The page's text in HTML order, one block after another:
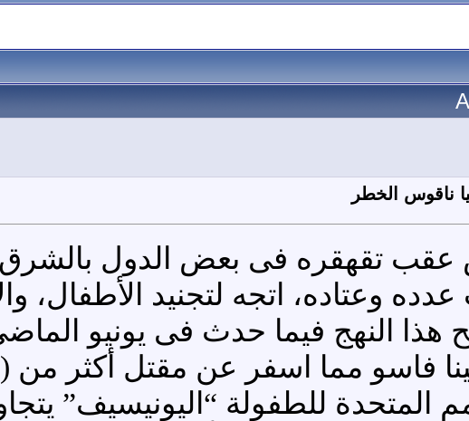
ناقوس الخطر
عقب تقهقره فى بعض الدول بالشرق
وعتاده، اتجه لتجنيد الأطفال،
النهج فيما حدث فى يونيو
مما اسفر عن مقتل أكثر من (130) شخصاً.
المتحدة للطفولة “اليونيسيف”